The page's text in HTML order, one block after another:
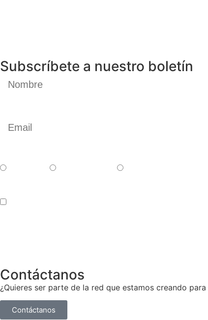
Subscríbete a nuestro boletín
Contáctanos
¿Quieres ser parte de la red que estamos creando
Contáctanos